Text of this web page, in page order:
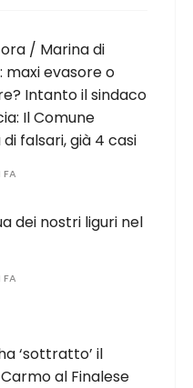
/ Marina di
maxi evasore o
Intanto il sindaco
Il Comune
falsari, già 4 casi
FA
dei nostri liguri nel
FA
‘sottratto’ il
al Finalese